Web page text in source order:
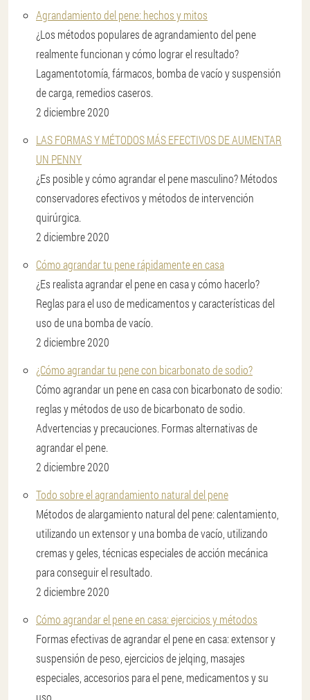
Agrandamiento del pene: hechos y mitos
¿Los métodos populares de agrandamiento del pene
realmente funcionan y cómo lograr el resultado?
Lagamentotomía, fármacos, bomba de vacío y suspensión
de carga, remedios caseros.
2 diciembre 2020
LAS FORMAS Y MÉTODOS MÁS EFECTIVOS DE AUMENTAR
UN PENNY
¿Es posible y cómo agrandar el pene masculino? Métodos
conservadores efectivos y métodos de intervención
quirúrgica.
2 diciembre 2020
Cómo agrandar tu pene rápidamente en casa
¿Es realista agrandar el pene en casa y cómo hacerlo?
Reglas para el uso de medicamentos y características del
uso de una bomba de vacío.
2 diciembre 2020
¿Cómo agrandar tu pene con bicarbonato de sodio?
Cómo agrandar un pene en casa con bicarbonato de sodio:
reglas y métodos de uso de bicarbonato de sodio.
Advertencias y precauciones. Formas alternativas de
agrandar el pene.
2 diciembre 2020
Todo sobre el agrandamiento natural del pene
Métodos de alargamiento natural del pene: calentamiento,
utilizando un extensor y una bomba de vacío, utilizando
cremas y geles, técnicas especiales de acción mecánica
para conseguir el resultado.
2 diciembre 2020
Cómo agrandar el pene en casa: ejercicios y métodos
Formas efectivas de agrandar el pene en casa: extensor y
suspensión de peso, ejercicios de jelqing, masajes
especiales, accesorios para el pene, medicamentos y su
uso.